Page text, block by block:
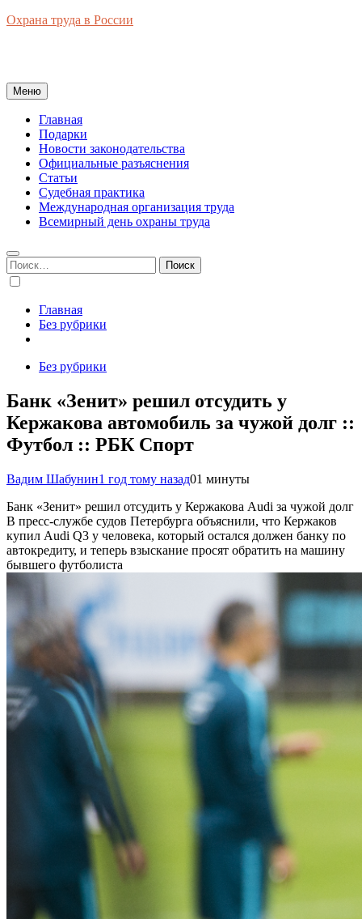
Перейти
Охрана труда в России
Меню
Главная
Подарки
Новости законодательства
Официальные разъяснения
Статьи
Судебная практика
Международная организация труда
Всемирный день охраны труда
Найти:
Главная
Без рубрики
Без рубрики
Банк «Зенит» решил отсудить у
Кержакова автомобиль за чужой долг ::
Футбол :: РБК Спорт
Вадим Шабунин1 год тому назад01 минуты
Банк «Зенит» решил отсудить у Кержакова Audi за чужой долг
В пресс-службе судов Петербурга объяснили, что Кержаков
купил Audi Q3 у человека, который остался должен банку по
автокредиту, и теперь взыскание просят обратить на машину
бывшего футболиста